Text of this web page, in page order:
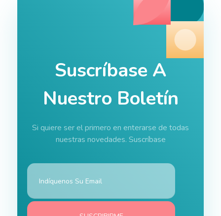
Suscríbase A
Nuestro Boletín
Si quiere ser el primero en enterarse de todas
nuestras novedades. Suscríbase